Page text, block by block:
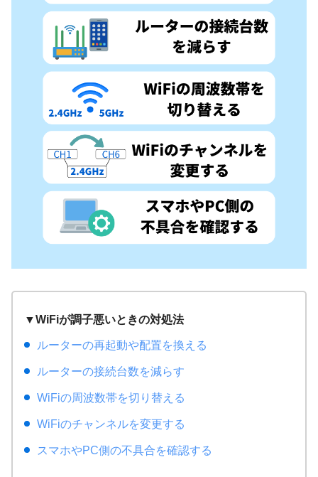
▼WiFiが調子悪いときの対処法
ルーターの再起動や配置を換える
ルーターの接続台数を減らす
WiFiの周波数帯を切り替える
WiFiのチャンネルを変更する
スマホやPC側の不具合を確認する